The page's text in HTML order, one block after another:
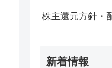
株主還元方針・
新着情報